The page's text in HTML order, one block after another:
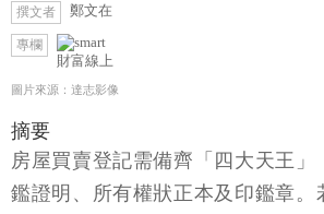
撰文者 鄭文在
專欄
財富線上
圖片來源：達志影像
摘要
房屋買賣登記需備齊「四大天王」
鑑證明、所有權狀正本及印鑑章。